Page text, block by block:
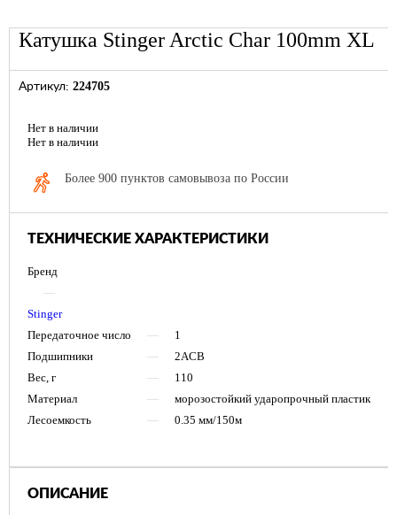
Катушка Stinger Arctic Char 100mm XL
Артикул: 224705
Нет в наличии
Нет в наличии
Более 900 пунктов самовывоза по России
ТЕХНИЧЕСКИЕ ХАРАКТЕРИСТИКИ
Бренд
—
Stinger
Передаточное число
—
1
Подшипники
—
2ACB
Вес, г
—
110
Материал
—
морозостойкий ударопрочный пластик
Лесоемкость
— 0.35 мм/150м
ОПИСАНИЕ